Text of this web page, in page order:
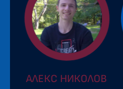
АЛЕКС НИКОЛОВ